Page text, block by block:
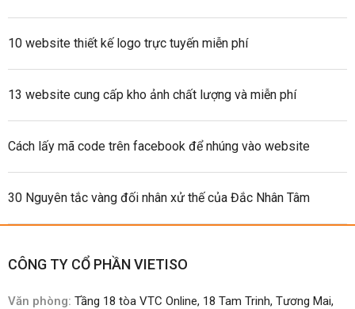
10 website thiết kế logo trực tuyến miễn phí
13 website cung cấp kho ảnh chất lượng và miễn phí
Cách lấy mã code trên facebook để nhúng vào website
30 Nguyên tắc vàng đối nhân xử thế của Đắc Nhân Tâm
CÔNG TY CỔ PHẦN VIETISO
Văn phòng: Tầng 18 tòa VTC Online, 18 Tam Trinh, Tương Mai,